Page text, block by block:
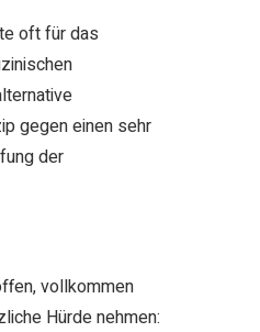
oft für das
gegen einen sehr
der
vollkommen
Hürde nehmen: